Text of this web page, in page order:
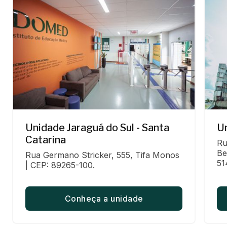
Unidade Jaraguá do Sul - Santa
Catarina
Rua Germano Stricker, 555, Tifa Monos
| CEP: 89265-100.
Conheça a unidade